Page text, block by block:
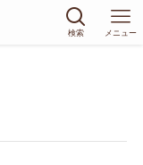
検索 メニュー